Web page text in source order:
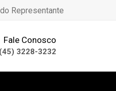
Representante
Fale Conosco
(45) 3228-3232